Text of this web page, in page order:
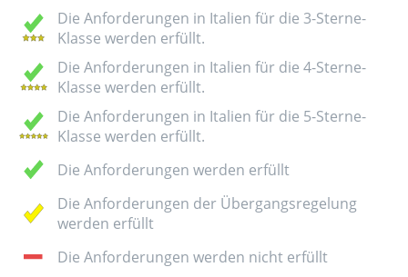
Die Anforderungen in Italien für die 3-Sterne-
Klasse werden erfüllt.
Die Anforderungen in Italien für die 4-Sterne-
Klasse werden erfüllt.
Die Anforderungen in Italien für die 5-Sterne-
Klasse werden erfüllt.
Die Anforderungen werden erfüllt
Die Anforderungen der Übergangsregelung
werden erfüllt
Die Anforderungen werden nicht erfüllt